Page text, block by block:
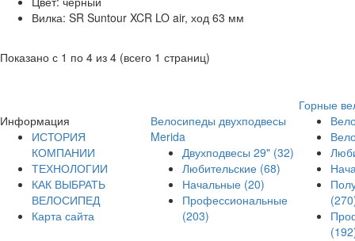
Вилка: SR Suntour XCR LO air, ход 63 мм
Показано с 1 по 4 из 4 (всего 1 страниц)
Информация
ИСТОРИЯ
КОМПАНИИ
ТЕХНОЛОГИИ
КАК ВЫБРАТЬ
ВЕЛОСИПЕД
Карта сайта
Велосипеды двухподвесы
Merida
Двухподвесы 29" (32)
Любительские (68)
Начальные (20)
Профессиональные
(203)
Горные